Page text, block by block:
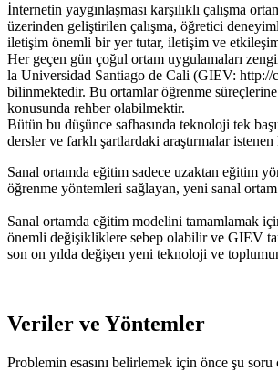
İnternetin yaygınlaşması karşılıklı çalışma
üzerinden geliştirilen çalışma, öğretici
iletişim önemli bir yer tutar, iletişim ve
Her geçen gün çoğul ortam uygulamaları
la Universidad Santiago de Cali (GIEV: http://
bilinmektedir. Bu ortamlar öğrenme
konusunda rehber olabilmektir.
Bütün bu düşünce safhasında teknoloji tek
dersler ve farklı şartlardaki araştırmalar
Sanal ortamda eğitim sadece uzaktan eğitim
öğrenme yöntemleri sağlayan, yeni sanal
Sanal ortamda eğitim modelini tamamlamak
önemli değişikliklere sebep olabilir ve GIEV
son on yılda değişen yeni teknoloji ve
Veriler ve Yöntemler
Problemin esasını belirlemek için önce şu soru